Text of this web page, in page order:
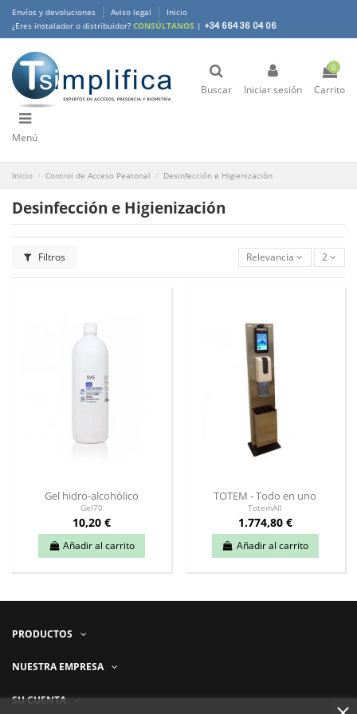
Envíos y devoluciones Aviso legal
Inicio
¿Eres instalador o distribuidor? CONSÚLTANOS | +34 664 36 04 06
Buscar Iniciar sesión
0
Carrito
Menú
Inicio Control de Acceso Peatonal Desinfección e Higienización
Desinfección e Higienización
Filtros Relevancia 2
Gel hidro-alcohólico
Gel70
10,20 €
Añadir al carrito
TOTEM - Todo en uno
TotemAll
1.774,80 €
Añadir al carrito
PRODUCTOS
NUESTRA EMPRESA
SU CUENTA